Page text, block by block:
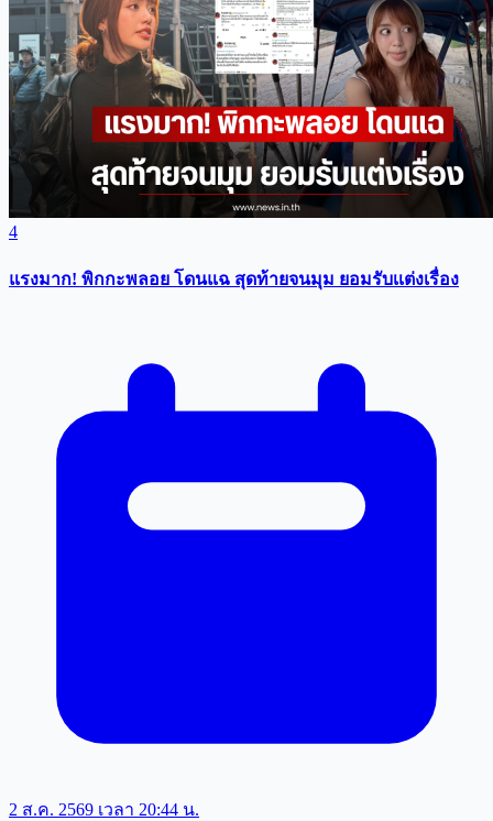
4
แรงมาก! พิกกะพลอย โดนแฉ สุดท้ายจนมุม ยอมรับเเต่งเรื่อง
2 ส.ค. 2569 เวลา 20:44 น.